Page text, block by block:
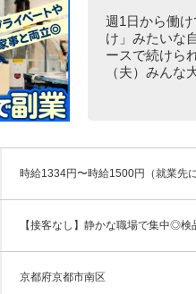
週1日から働
け」みたいな
ースで続けら
（夫）みんな
時給1334円〜時給1500円（就業先
【接客なし】静かな職場で集中◎検
京都府京都市南区